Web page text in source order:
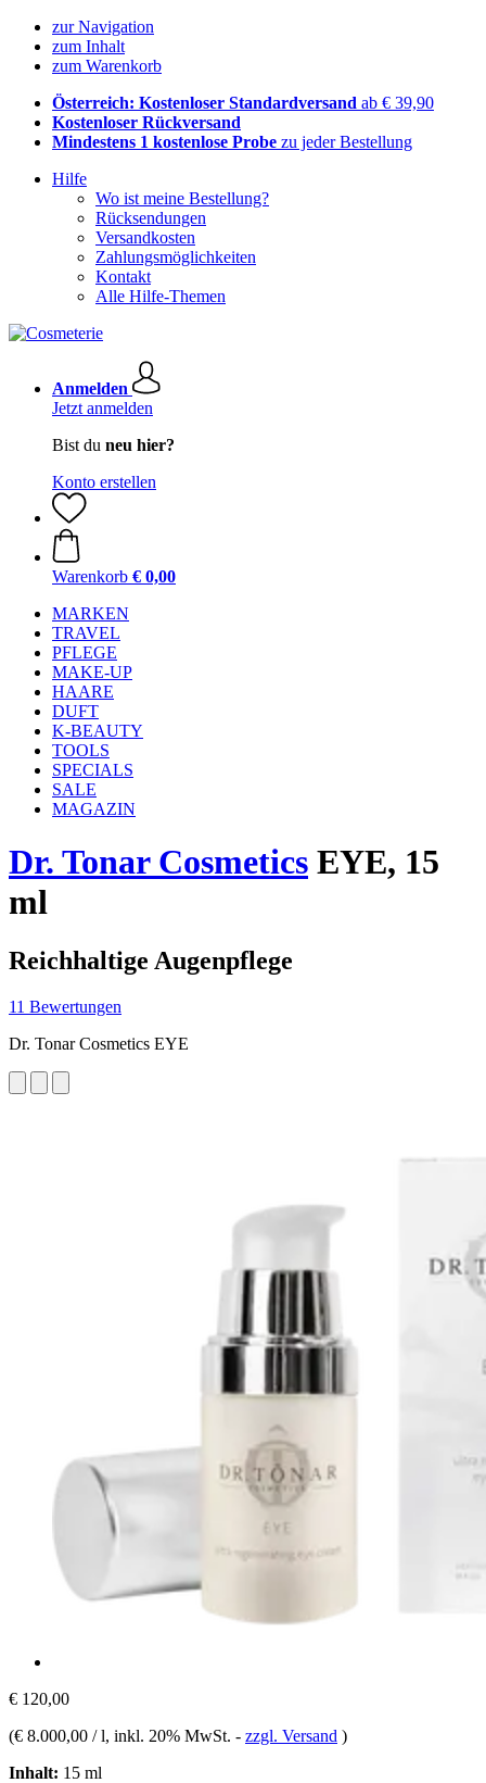
zur Navigation
zum Inhalt
zum Warenkorb
Österreich: Kostenloser Standardversand ab € 39,90
Kostenloser Rückversand
Mindestens 1 kostenlose Probe zu jeder Bestellung
Hilfe
Wo ist meine Bestellung?
Rücksendungen
Versandkosten
Zahlungsmöglichkeiten
Kontakt
Alle Hilfe-Themen
Anmelden
Jetzt anmelden
Bist du neu hier?
Konto erstellen
Warenkorb € 0,00
MARKEN
TRAVEL
PFLEGE
MAKE-UP
HAARE
DUFT
K-BEAUTY
TOOLS
SPECIALS
SALE
MAGAZIN
Dr. Tonar Cosmetics EYE, 15
ml
Reichhaltige Augenpflege
11 Bewertungen
Dr. Tonar Cosmetics EYE
€ 120,00
(€ 8.000,00 / l, inkl. 20% MwSt. - zzgl. Versand )
Inhalt: 15 ml